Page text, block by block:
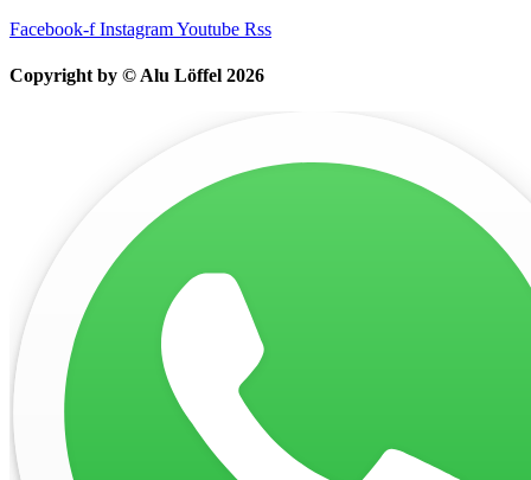
Facebook-f InstagramYoutube Rss
Copyright by © Alu Löffel 2026